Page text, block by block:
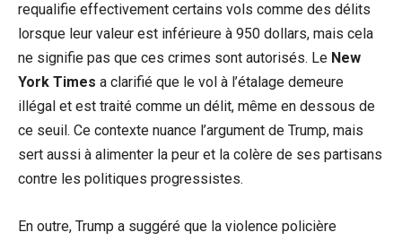
requalifie effectivement certains vols comme des délits
lorsque leur valeur est inférieure à 950 dollars, mais cela
ne signifie pas que ces crimes sont autorisés. Le New
York Times a clarifié que le vol à l’étalage demeure
illégal et est traité comme un délit, même en dessous de
ce seuil. Ce contexte nuance l’argument de Trump, mais
sert aussi à alimenter la peur et la colère de ses partisans
contre les politiques progressistes.
En outre, Trump a suggéré que la violence policière